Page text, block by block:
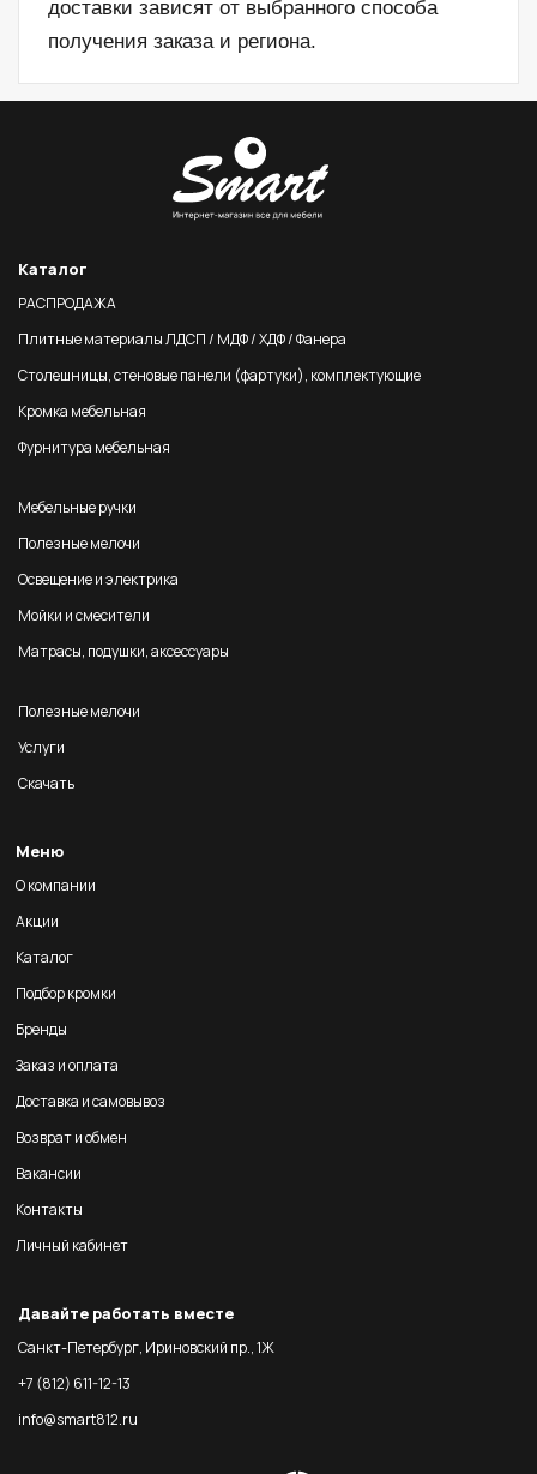
доставки зависят от выбранного способа
получения заказа и региона.
Каталог
РАСПРОДАЖА
Плитные материалы ЛДСП / МДФ / ХДФ / Фанера
Столешницы, стеновые панели (фартуки), комплектующие
Кромка мебельная
Фурнитура мебельная
Мебельные ручки
Полезные мелочи
Освещение и электрика
Мойки и смесители
Матрасы, подушки, аксессуары
Полезные мелочи
Услуги
Скачать
Меню
О компании
Акции
Каталог
Подбор кромки
Бренды
Заказ и оплата
Доставка и самовывоз
Возврат и обмен
Вакансии
Контакты
Личный кабинет
Давайте работать вместе
Санкт-Петербург, Ириновский пр., 1Ж
+7 (812) 611-12-13
info@smart812.ru